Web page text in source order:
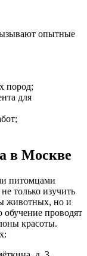
опытные
пород;
для
в Москве
питомцами
только изучить
животных, но и
проводят
красоты.